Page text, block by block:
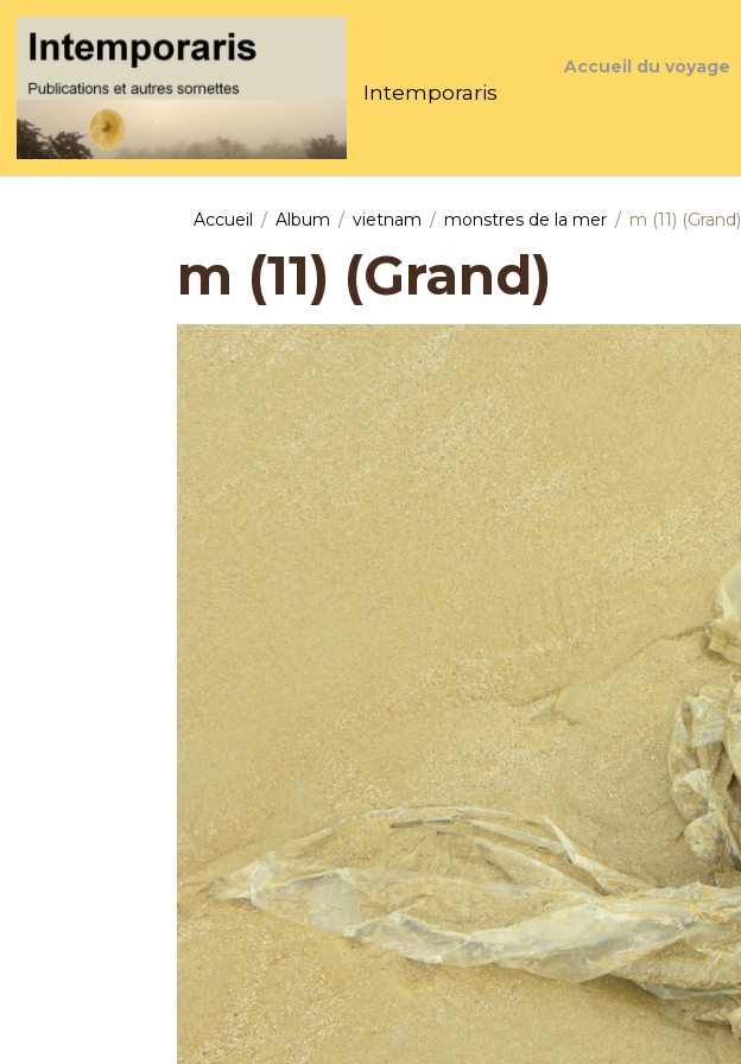
Intemporaris
Accueil du voyage
Accueil Album vietnam monstres de la mer m (11) (Grand)
m (11) (Grand)